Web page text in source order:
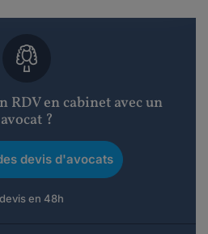
RDV en cabinet avec un
avocat ?
devis d'avocats
en 48h